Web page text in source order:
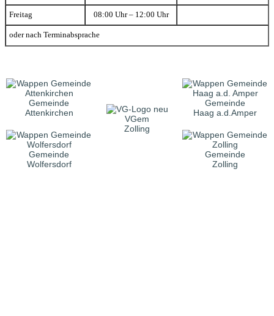
Freitag 08:00 Uhr – 12:00 Uhr
oder nach Terminabsprache
Gemeinde
Attenkirchen
VGem
Zolling
Gemeinde
Haag a.d.Amper
Gemeinde
Wolfersdorf
Gemeinde
Zolling